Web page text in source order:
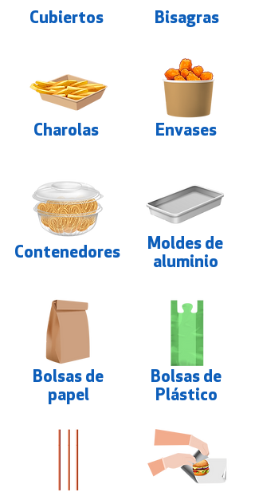
Cubiertos Bisagras
Charolas Envases
Contenedores
Moldes de
aluminio
Bolsas de
papel
Bolsas de
Plástico